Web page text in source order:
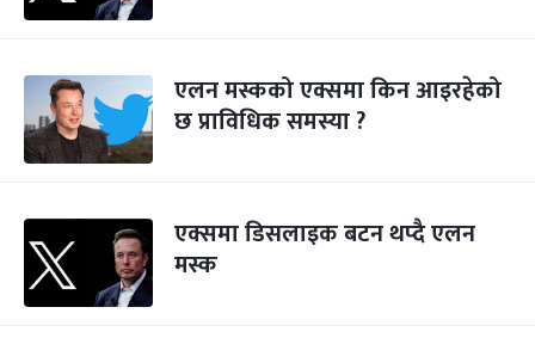
एलन मस्कको एक्समा किन आइरहेको
छ प्राविधिक समस्या ?
एक्समा डिसलाइक बटन थप्दै एलन
मस्क